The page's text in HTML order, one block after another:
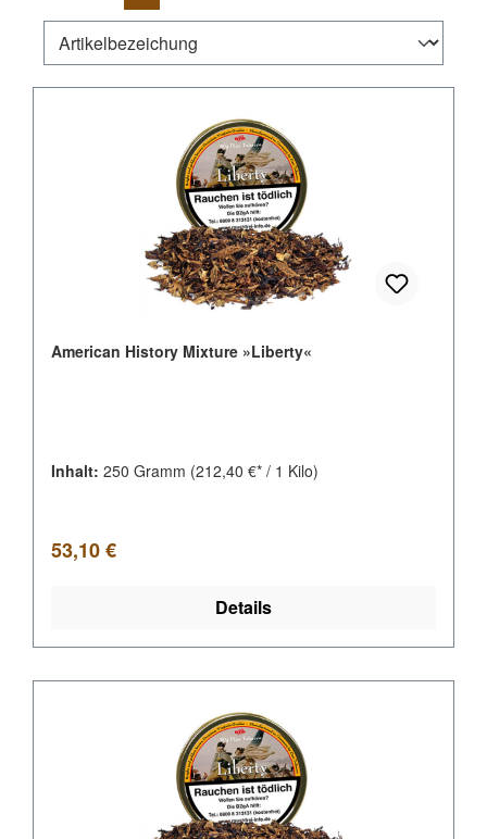
American History Mixture »Liberty«
Inhalt: 250 Gramm (212,40 €* / 1 Kilo)
Regulärer Preis:
53,10 €
Details